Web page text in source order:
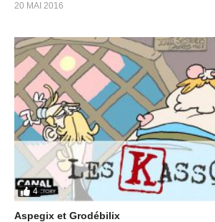
20 MAI 2016
4
Aspegix et Grodébilix